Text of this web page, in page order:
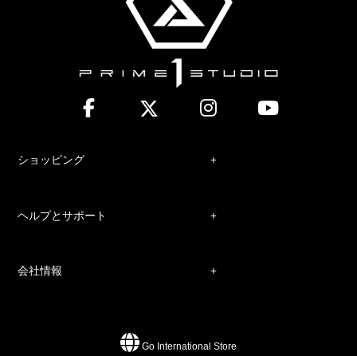
ショッピング
ヘルプとサポート
会社情報
Go International Store